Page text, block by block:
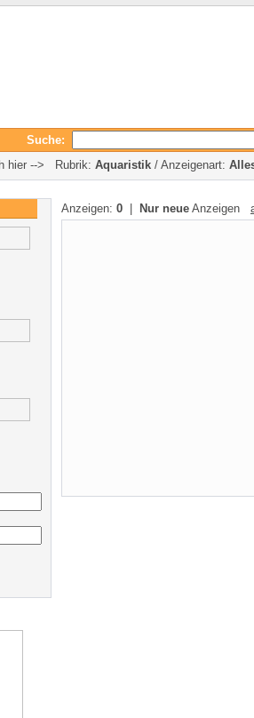
Suche:
hier --> Rubrik: Aquaristik / Anzeigenart:
Anzeigen: 0 Nur neue Anzeigen